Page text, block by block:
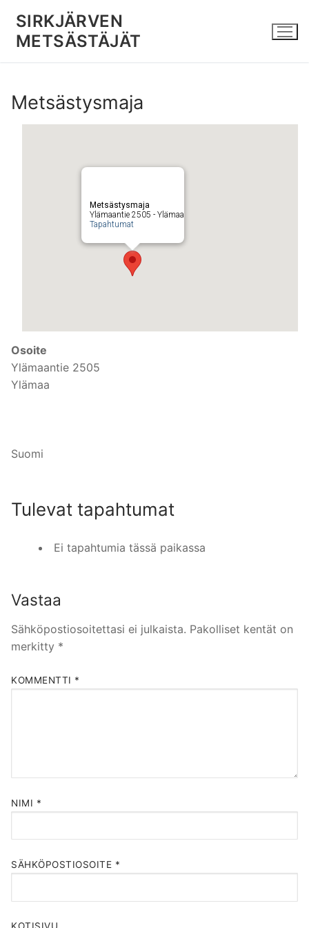
sisältöön
SIRKJÄRVEN
METSÄSTÄJÄT
Metsästysmaja
Metsästysmaja
Ylämaantie 2505 - Ylämaa
Tapahtumat
Osoite
Ylämaantie 2505
Ylämaa
Suomi
Tulevat tapahtumat
Ei tapahtumia tässä paikassa
Vastaa
Sähköpostiosoitettasi ei julkaista. Pakolliset kentät on
merkitty *
KOMMENTTI *
NIMI *
SÄHKÖPOSTIOSOITE *